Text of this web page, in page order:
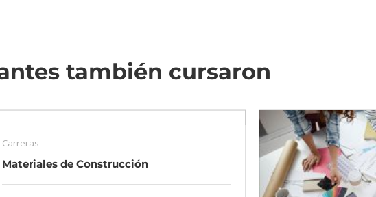
también cursaron
Carreras
Materiales de Construcción